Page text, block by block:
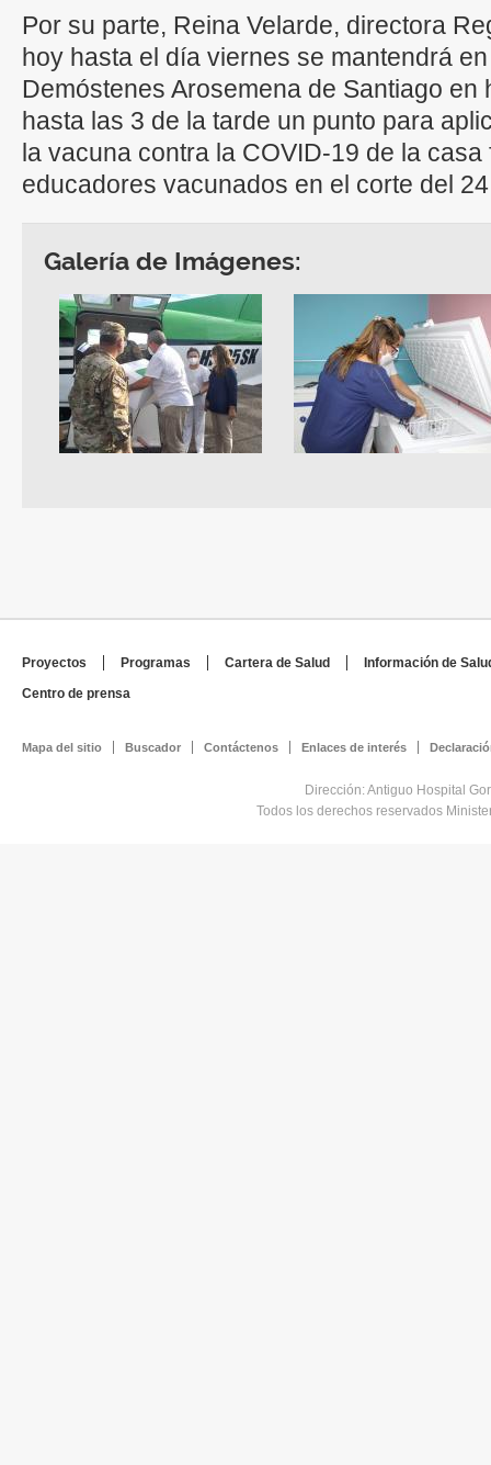
Por su parte, Reina Velarde, directora
hoy hasta el día viernes se mantendrá
Demóstenes Arosemena de Santiago en
hasta las 3 de la tarde un punto para
la vacuna contra la COVID-19 de la
educadores vacunados en el corte del
Galería de Imágenes:
Proyectos Programas Cartera de Salud
Información de
Centro de prensa
Mapa del sitio Buscador Contáctenos Enlaces de interés
Dirección: Antiguo Hospital
Todos los derechos reservados